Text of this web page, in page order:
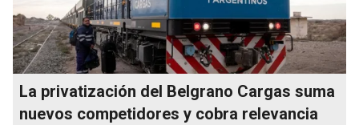
La privatización del Belgrano Cargas suma
nuevos competidores y cobra relevancia